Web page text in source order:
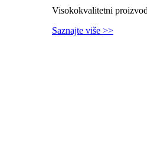
Visokokvalitetni
Saznajte više >>